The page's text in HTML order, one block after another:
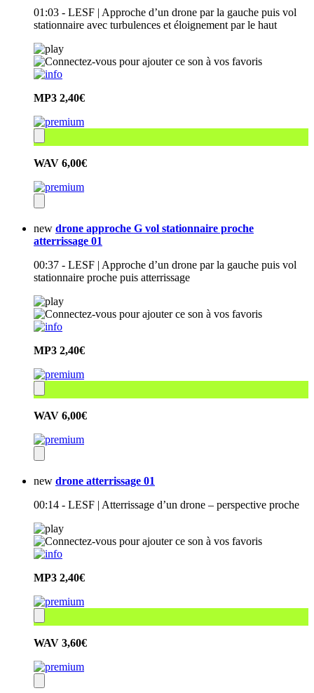
01:03 - LESF | Approche d’un drone par la gauche puis vol
stationnaire avec turbulences et éloignement par le haut
MP3 2,40€
WAV 6,00€
new drone approche G vol stationnaire proche
atterrissage 01
00:37 - LESF | Approche d’un drone par la gauche puis vol
stationnaire proche puis atterrissage
MP3 2,40€
WAV 6,00€
new drone atterrissage 01
00:14 - LESF | Atterrissage d’un drone – perspective proche
MP3 2,40€
WAV 3,60€